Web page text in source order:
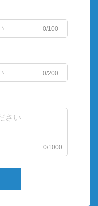
0/100
0/200
0/1000